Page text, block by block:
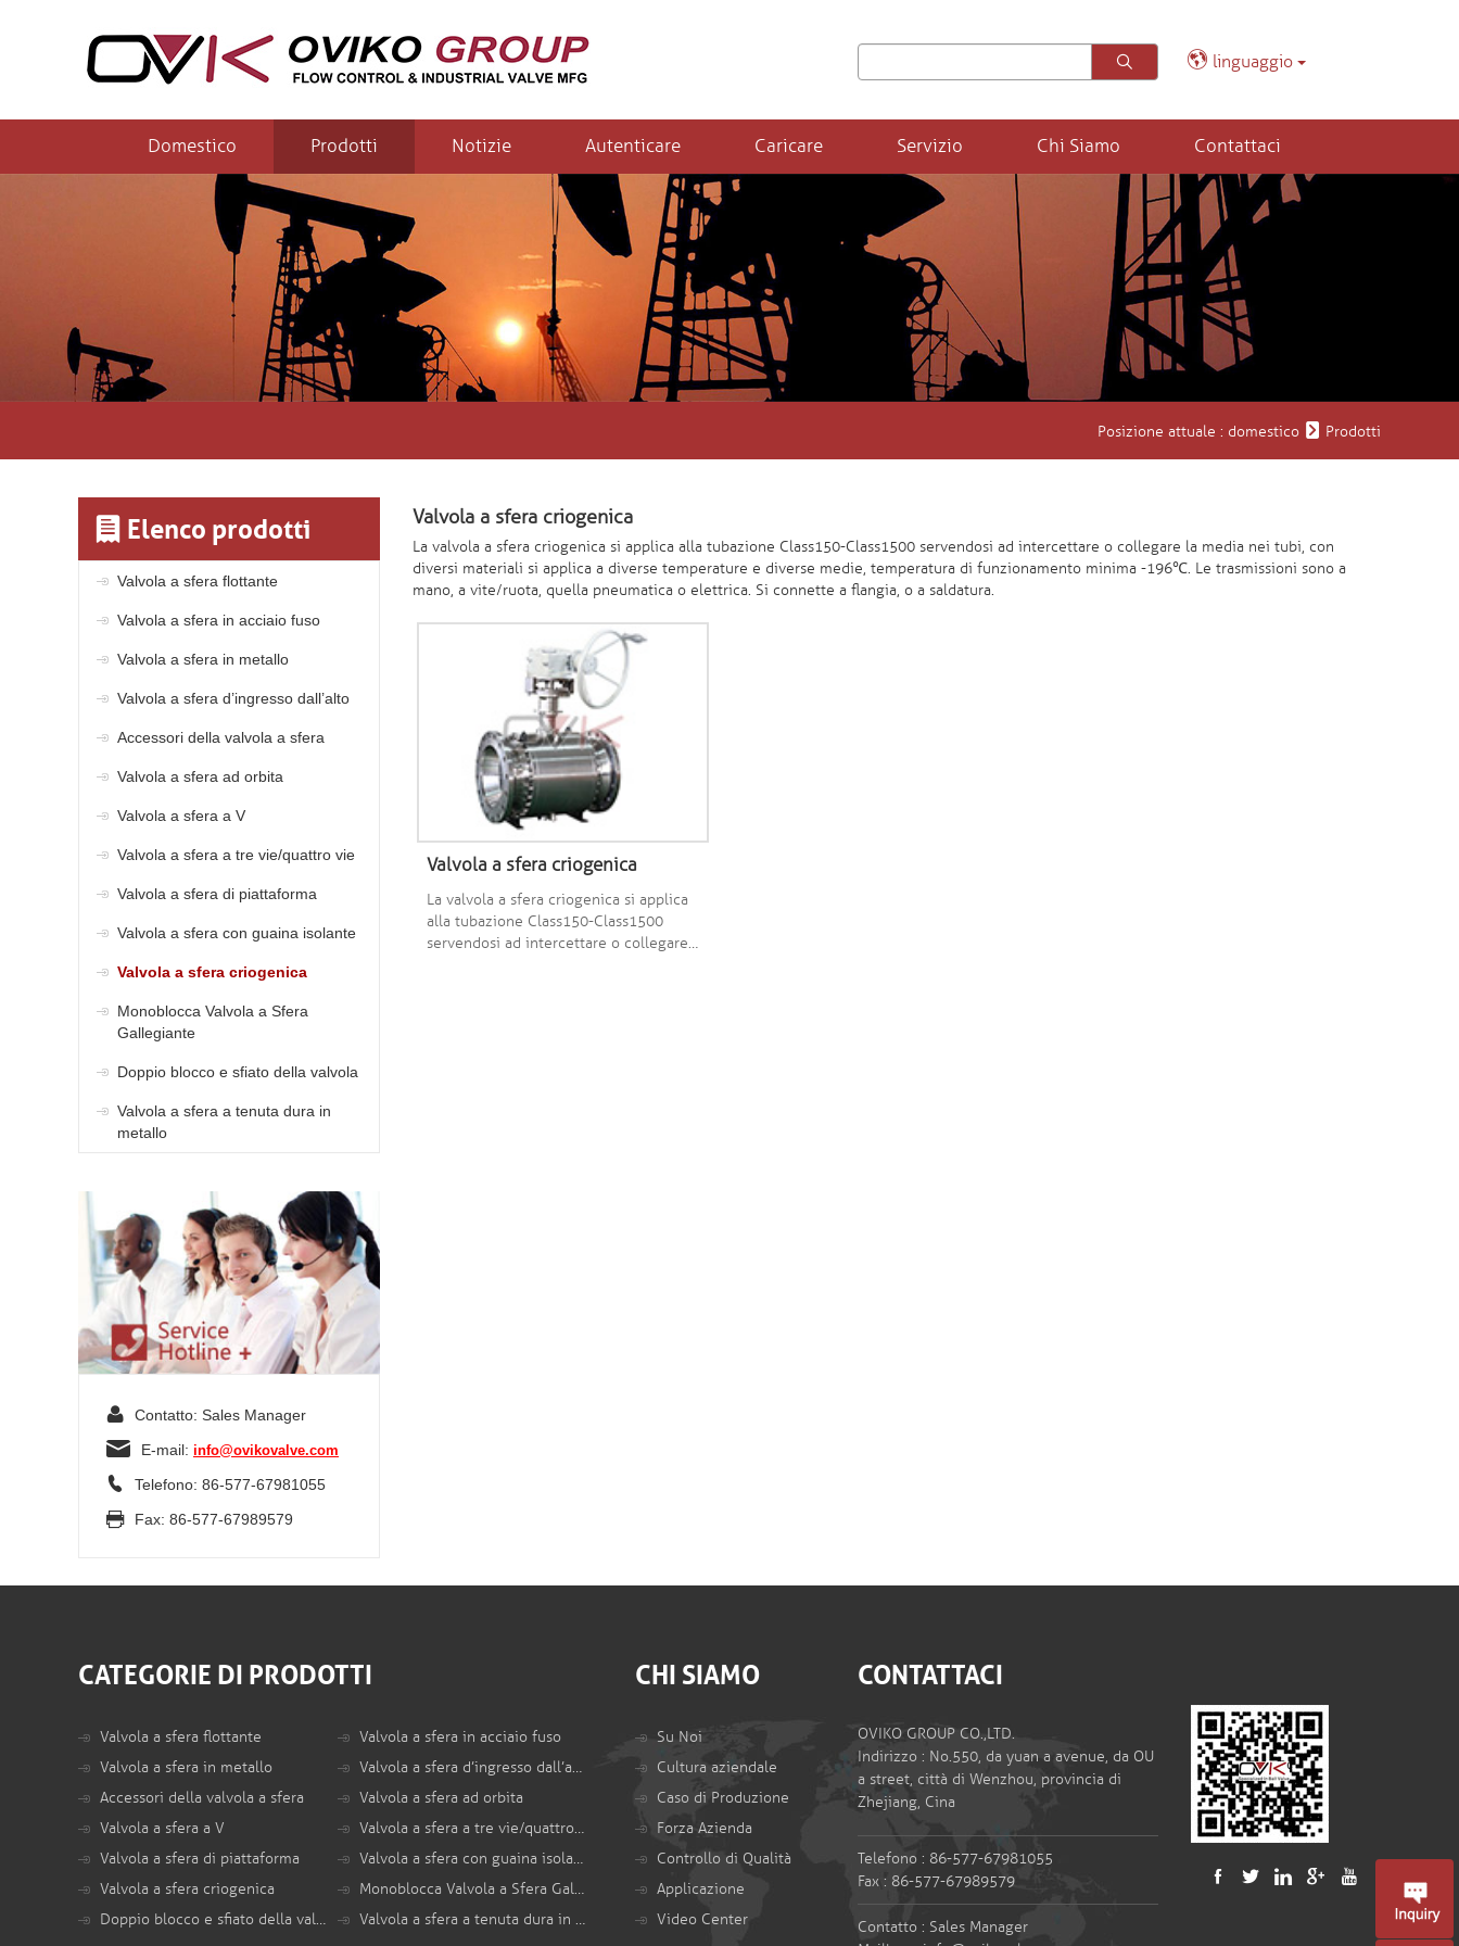
linguaggio
Domestico Prodotti Notizie Autenticare Caricare Servizio Chi Siamo Contattaci
Posizione attuale : domestico Prodotti
Elenco prodotti
Valvola a sfera flottante
Valvola a sfera in acciaio fuso
Valvola a sfera in metallo
Valvola a sfera d’ingresso dall’alto
Accessori della valvola a sfera
Valvola a sfera ad orbita
Valvola a sfera a V
Valvola a sfera a tre vie/quattro vie
Valvola a sfera di piattaforma
Valvola a sfera con guaina isolante
Valvola a sfera criogenica
Monoblocca Valvola a Sfera
Gallegiante
Doppio blocco e sfiato della valvola
Valvola a sfera a tenuta dura in
metallo
Contatto: Sales Manager
E-mail: info@ovikovalve.com
Telefono: 86-577-67981055
Fax: 86-577-67989579
Valvola a sfera criogenica
La valvola a sfera criogenica si applica alla tubazione Class150-Class1500 servendosi ad intercettare o collegare la media nei tubi, con
diversi materiali si applica a diverse temperature e diverse medie, temperatura di funzionamento minima -196℃. Le trasmissioni sono a
mano, a vite/ruota, quella pneumatica o elettrica. Si connette a flangia, o a saldatura.
Valvola a sfera criogenica
La valvola a sfera criogenica si applica
alla tubazione Class150-Class1500
servendosi ad intercettare o collegare
CATEGORIE DI PRODOTTI
Valvola a sfera flottante
Valvola a sfera in acciaio fuso
Valvola a sfera in metallo
Valvola a sfera d’ingresso dall’alto
Accessori della valvola a sfera
Valvola a sfera ad orbita
Valvola a sfera a V
Valvola a sfera a tre vie/quattro vie
Valvola a sfera di piattaforma
Valvola a sfera con guaina isolante
Valvola a sfera criogenica
Monoblocca Valvola a Sfera Gallegiante
Doppio blocco e sfiato della valvola
Valvola a sfera a tenuta dura in metallo
CHI SIAMO
Su Noi
Cultura aziendale
Caso di Produzione
Forza Azienda
Controllo di Qualità
Applicazione
Video Center
CONTATTACI
OVIKO GROUP CO.,LTD.
Indirizzo : No.550, da yuan a avenue, da OU
a street, città di Wenzhou, provincia di
Zhejiang, Cina
Telefono : 86-577-67981055
Fax : 86-577-67989579
Contatto : Sales Manager